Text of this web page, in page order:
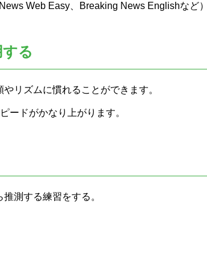
Web Easy、Breaking News Englishなど
る
リズムに慣れることができます。
ードがかなり上がります。
測する練習をする。